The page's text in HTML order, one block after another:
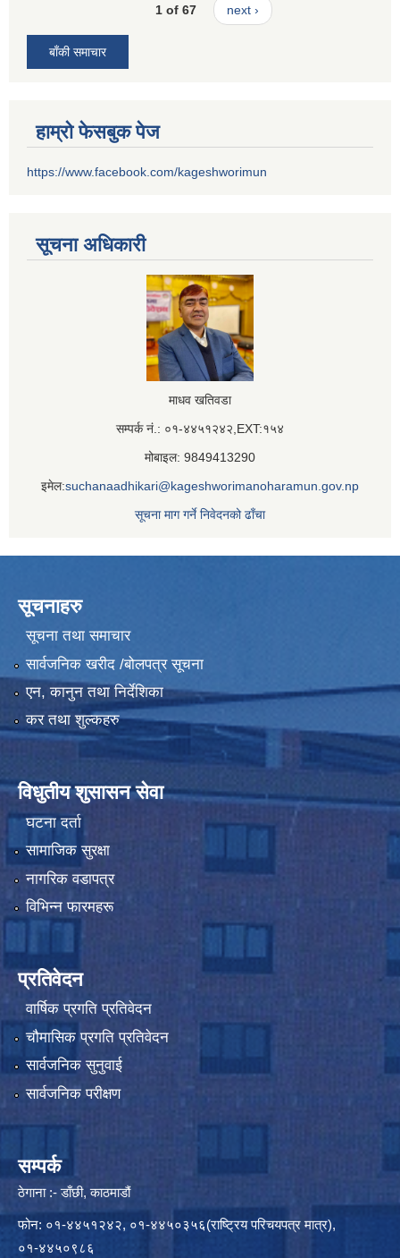
1 of 67 next ›
बाँकी समाचार
हाम्रो फेसबुक पेज
https://www.facebook.com/kageshworimun
सूचना अधिकारी
माधव खतिवडा
सम्पर्क नं.: ०१-४४५१२४२,EXT:१५४
मोबाइल: 9849413290
इमेल:suchanaadhikari@kageshworimanoharamun.gov.np
सूचना माग गर्ने निवेदनको ढाँचा
सूचनाहरु
सूचना तथा समाचार
सार्वजनिक खरीद /बोलपत्र सूचना
एन, कानुन तथा निर्देशिका
कर तथा शुल्कहरु
विधुतीय शुसासन सेवा
घटना दर्ता
सामाजिक सुरक्षा
नागरिक वडापत्र
विभिन्न फारमहरू
प्रतिवेदन
वार्षिक प्रगति प्रतिवेदन
चौमासिक प्रगति प्रतिवेदन
सार्वजनिक सुनुवाई
सार्वजनिक परीक्षण
सम्पर्क
ठेगाना :- डाँछी, काठमाडौं
फोन: ०१-४४५१२४२, ०१-४४५०३५६(राष्ट्रिय परिचयपत्र मात्र),
०१-४४५०९८६